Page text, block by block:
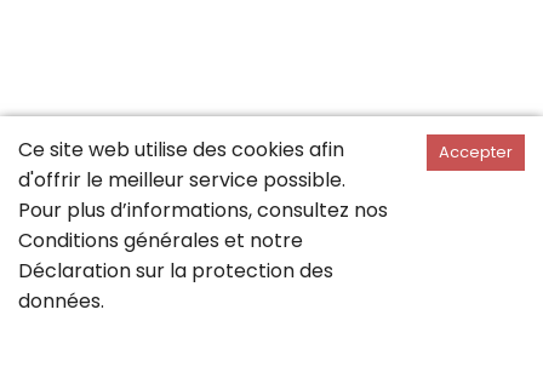
Ce site web utilise des cookies afin
d'offrir le meilleur service possible.
Pour plus d’informations, consultez nos
Conditions générales et notre
Déclaration sur la protection des
données.
Accepter